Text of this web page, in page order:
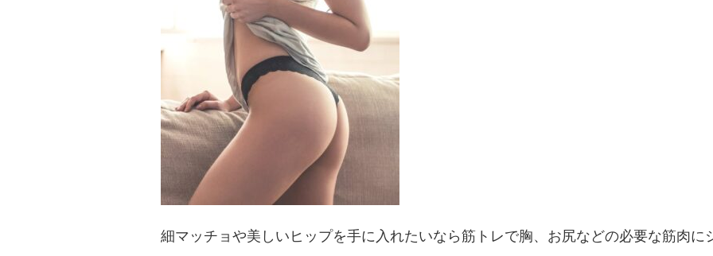
細マッチョや美しいヒップを手に入れたいなら筋トレで胸、お尻などの必要な筋肉に